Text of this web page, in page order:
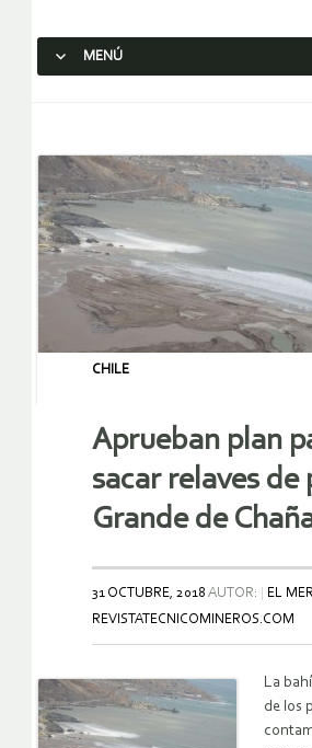
MENÚ
CHILE
Aprueban plan
sacar relaves de
Grande de
31 OCTUBRE, 2018 AUTOR:
EL
REVISTATECNICOMINEROS.COM
La
de los